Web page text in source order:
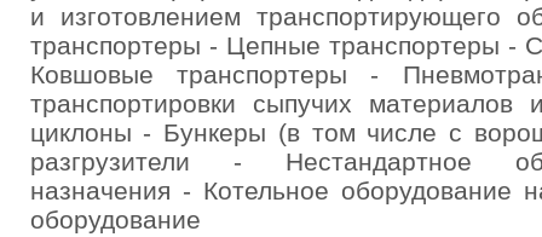
и изготовлением транспортирующего
транспортеры - Цепные транспортеры -
Ковшовые транспортеры -
транспортировки сыпучих
циклоны - Бункеры (в том числе с
разгрузители - Нестандартное
назначения - Котельное оборудование
оборудование